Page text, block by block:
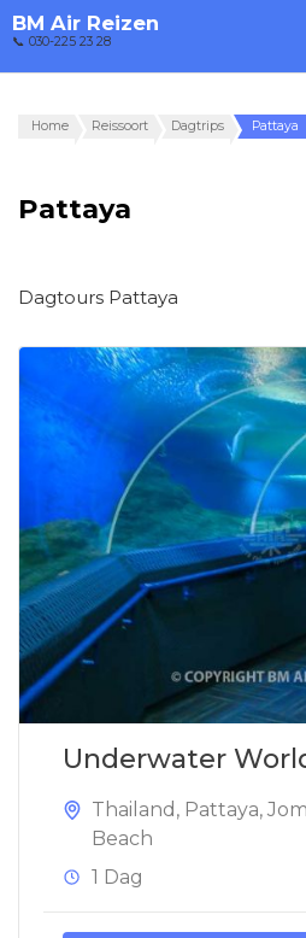
BM Air Reizen
📞 030-225 23 28
Home Reissoort Dagtrips Pattaya
Pattaya
Dagtours Pattaya
Underwater
Thailand , Pattaya,
Beach
1 Dag